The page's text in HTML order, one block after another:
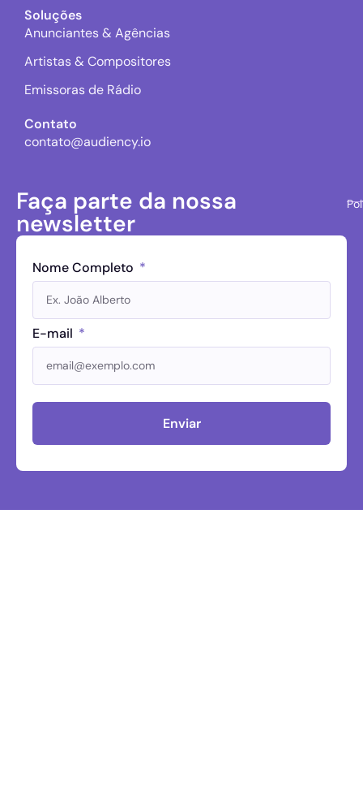
Soluções
Anunciantes & Agências
Artistas & Compositores
Emissoras de Rádio
Contato
contato@audiency.io
Faça parte da nossa
newsletter
Nome Completo
E-mail
Enviar